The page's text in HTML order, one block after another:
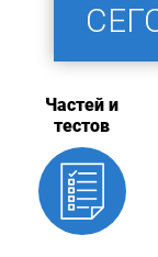
Частей и
тестов